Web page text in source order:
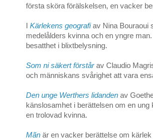
första sköra förälskelsen, en vacker
Kärlekens geografiav Nina Bouraoui
medelålders kvinna och en yngre
besatthet i blixtbelysning.
Som ni säkert förstårav Claudio
och människans svårighet att vara
Den unge Werthers lidanden av
känslosamhet i berättelsen om en
en trolovad kvinna.
Mãn är en vacker berättelse om